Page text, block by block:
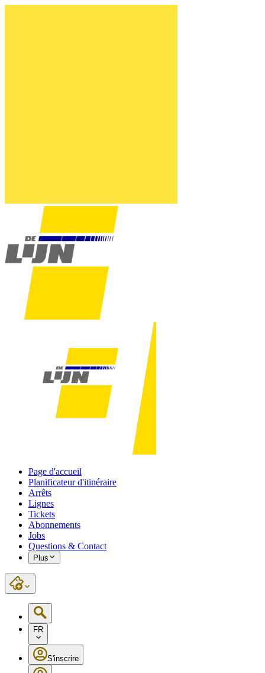
Page d'accueil
Planificateur d'itinéraire
Arrêts
Lignes
Tickets
Abonnements
Jobs
Questions & Contact
Plus
FR
S'inscrire